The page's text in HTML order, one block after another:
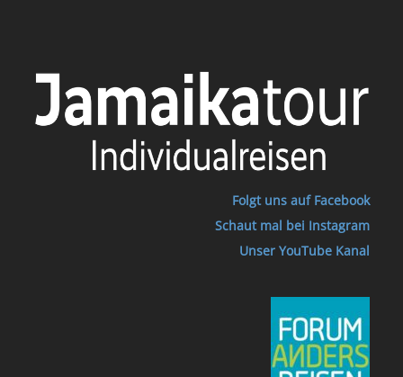
Folgt uns auf Facebook
Schaut mal bei Instagram
Unser YouTube Kanal